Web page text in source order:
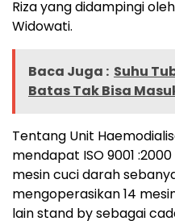
Riza yang didampingi
Widowati.
Baca Juga : Suhu
Batas Tak Bisa
Tentang Unit
mendapat ISO 9001
mesin cuci darah
mengoperasikan 14
lain stand by sebagai